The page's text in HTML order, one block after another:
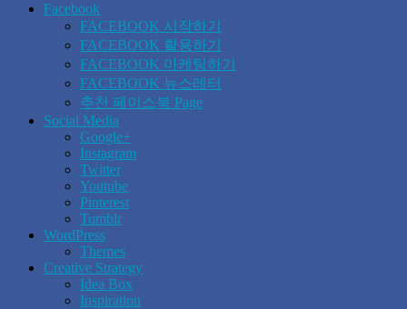
Facebook
FACEBOOK 시작하기
FACEBOOK 활용하기
FACEBOOK 마케팅하기
FACEBOOK 뉴스레터
추천 페이스북 Page
Social Media
Google+
Instagram
Twitter
Youtube
Pinterest
Tumblr
WordPress
Themes
Creative Strategy
Idea Box
Inspiration